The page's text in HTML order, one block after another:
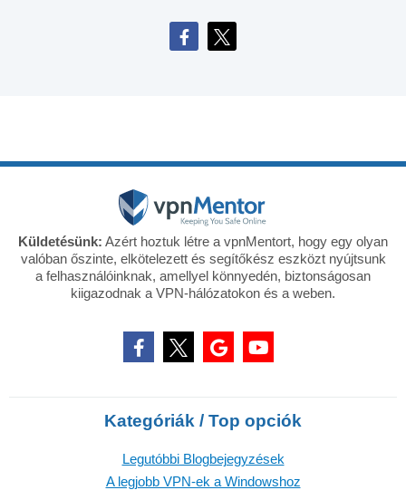
Küldetésünk: Azért hoztuk létre a vpnMentort, hogy egy olyan
valóban őszinte, elkötelezett és segítőkész eszközt nyújtsunk
a felhasználóinknak, amellyel könnyedén, biztonságosan
kiigazodnak a VPN-hálózatokon és a weben.
Kategóriák / Top opciók
Legutóbbi Blogbejegyzések
A legjobb VPN-ek a Windowshoz